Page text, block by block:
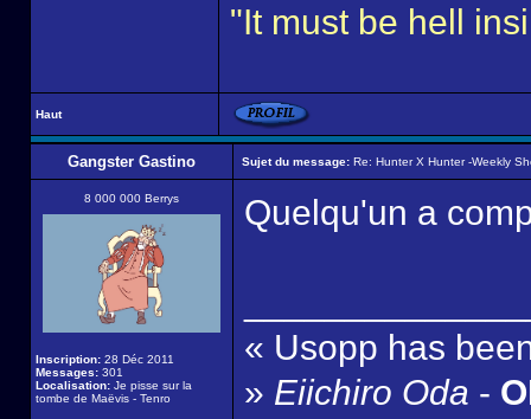
"It must be hell
Haut
Gangster Gastino Sujet du message: Re: Hunter X Hunter -Weekly
8 000 000 Berrys
Inscription: 28 Déc 2011
Messages: 301
Localisation: Je pisse sur la
tombe de Maëvis - Tenro
Quelqu'un a
« Usopp has
» Eiichiro Oda -